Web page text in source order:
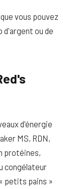
vous pouvez
d'argent ou de
d'énergie
MS, RDN,
protéines,
congélateur
petits pains »